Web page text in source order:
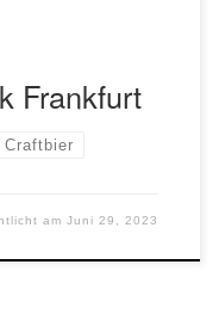
Frankfurt
Craftbier
amJuni 29, 2023